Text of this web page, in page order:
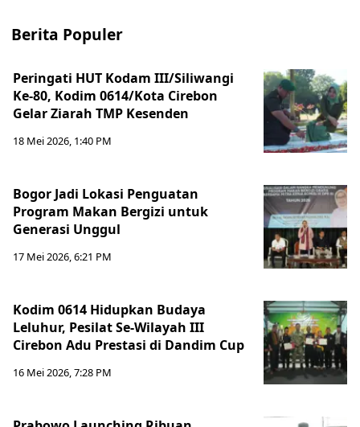
Berita Populer
Peringati HUT Kodam III/Siliwangi
Ke-80, Kodim 0614/Kota Cirebon
Gelar Ziarah TMP Kesenden
18 Mei 2026, 1:40 PM
Bogor Jadi Lokasi Penguatan
Program Makan Bergizi untuk
Generasi Unggul
17 Mei 2026, 6:21 PM
Kodim 0614 Hidupkan Budaya
Leluhur, Pesilat Se-Wilayah III
Cirebon Adu Prestasi di Dandim Cup
16 Mei 2026, 7:28 PM